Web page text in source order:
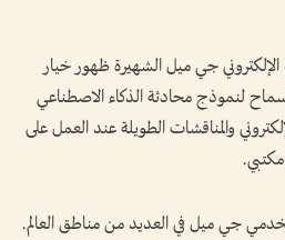
جي ميل الشهيرة ظهور خيار
لنموذج محادثة الذكاء الاصطناعي
والمناقشات الطويلة عند العمل على
جي ميل في العديد من مناطق العالم.